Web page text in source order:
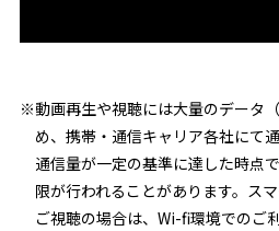
※動画再生や視聴には大量のデータ
め、携帯・通信キャリア各社にて
通信量が一定の基準に達した時点
限が行われることがあります。ス
ご視聴の場合は、Wi-fi環境でのご